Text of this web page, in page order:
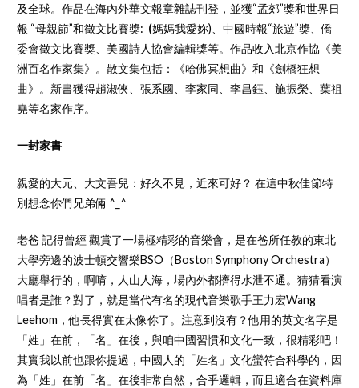
及全球。作品在海內外華文報章雜誌刊登，並獲“孟郊”獎和世界日
報 “母親節”和徵文比賽獎: (媽媽我愛妳)、中國時報“旅遊”獎、僑
委會徵文比賽獎、美國詩人協會編輯獎等。作品收入北京作協《美
洲百名作家集》。散文集包括：《哈佛冥想曲》和《劍橋狂想
曲》。新書獲得趙淑俠、張系國、李家同、李昌鈺、施振榮、葉祖
堯等名家作序。
一封家書
親愛的大元、大文吾兒：好久不見，近來可好？ 在這中秋佳節特
別想念你們兄弟倆 ^_^
老爸 記得曾經 觀賞了一場極精彩的音樂會，是在爸所任教的東北
大學旁邊的波士頓交響樂BSO（Boston Symphony Orchestra）
大廳舉行的，啊唷，人山人海，場內外都擠得水泄不通。猜猜看演
唱者是誰？對了，就是當代有名的現代音樂歌手王力宏Wang
Leehom，他長得實在太像你了。注意到沒有？他用的英文名字是
「姓」在前，「名」在後，與咱中國習慣和文化一致，很精彩吧！
其實我以前也跟你提過，中國人的「姓名」文化蠻符合科學的，因
為「姓」在前「名」在後非常自然，合乎邏輯，而且適合在資料庫